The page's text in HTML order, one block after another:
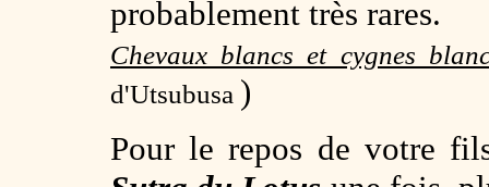
probablement très rares.
Chevaux blancs et cygnes
d'Utsubusa )
Pour le repos de votre